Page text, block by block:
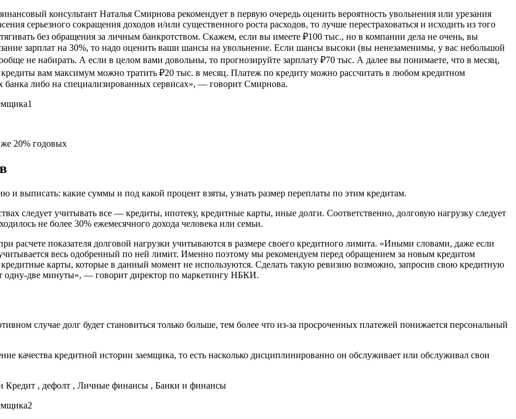
консультант Наталья Смирнова рекомендует в первую очередь оценить вероятность увольнения или урезания
серьезного сокращения доходов и/или существенного роста расходов, то лучше перестраховаться и исходить из того
без обращения за личным банкротством. Скажем, если вы имеете ₽100 тыс., но в компании дела не очень, вы
зарплат на 30%, то надо оценить ваши шансы на увольнение. Если шансы высоки (вы ненезаменимы, у вас небольшой
не набирать. А если в целом вами довольны, то прогнозируйте зарплату ₽70 тыс. А далее вы понимаете, что в месяц,
вам максимум можно тратить ₽20 тыс. в месяц. Платеж по кредиту можно рассчитать в любом кредитном
банка либо на специализированных сервисах», — говорит Смирнова.
20% годовых
выписать: какие суммы и под какой процент взяты, узнать размер переплаты по этим кредитам.
следует учитывать все — кредиты, ипотеку, кредитные карты, иные долги. Соответственно, долговую нагрузку следует
не более 30% ежемесячного дохода человека или семьи.
расчете показателя долговой нагрузки учитываются в размере своего кредитного лимита. «Иными словами, даже если
учитывается весь одобренный по ней лимит. Именно поэтому мы рекомендуем перед обращением за новым кредитом
кредитные карты, которые в данный момент не используются. Сделать такую ревизию возможно, запросив свою кредитную
одну-две минуты», — говорит директор по маркетингу НБКИ.
случае долг будет становиться только больше, тем более что из-за просроченных платежей понижается персональный
кредитной истории заемщика, то есть насколько дисциплинированно он обслуживает или обслуживал свои
Кредит , дефолт , Личные финансы , Банки и финансы